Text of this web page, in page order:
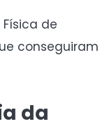
de
conseguiram
da